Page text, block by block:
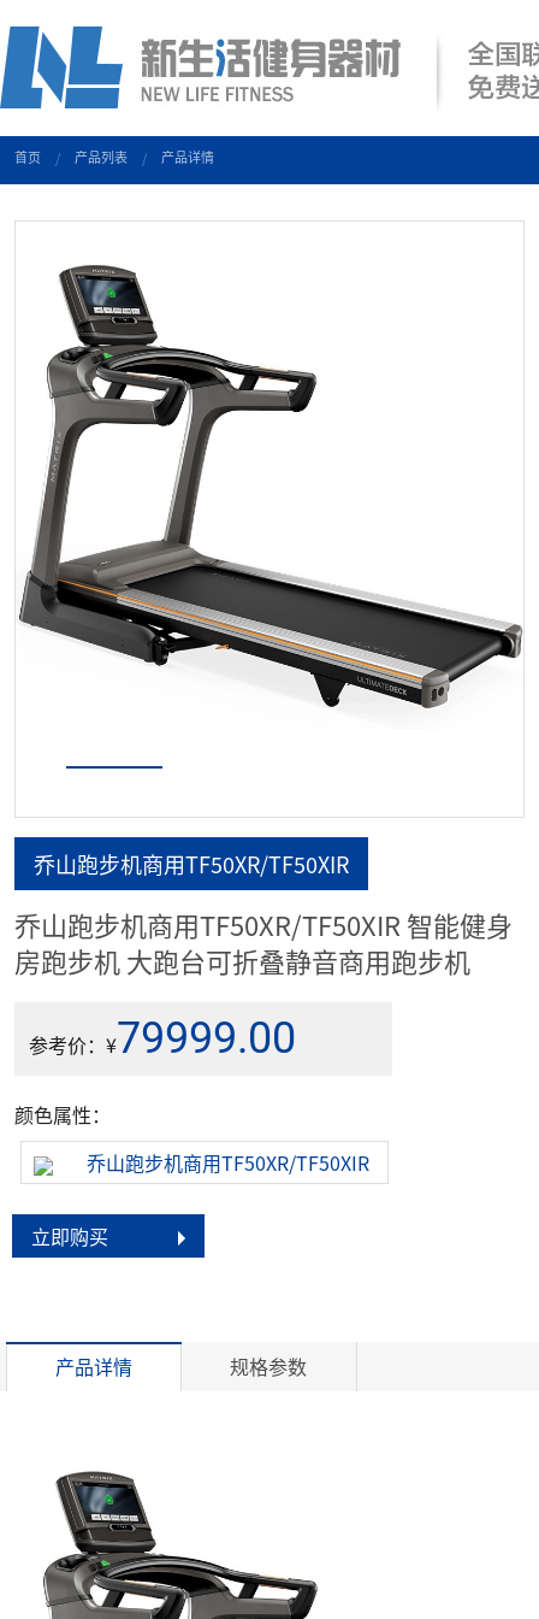
首页 产品列表 产品详情
乔山跑步机商用TF50XR/TF50XIR
乔山跑步机商用TF50XR/TF50XIR 智能健身
房跑步机 大跑台可折叠静音商用跑步机
参考价：¥79999.00
颜色属性：
乔山跑步机商用TF50XR/TF50XIR
立即购买
产品详情 规格参数